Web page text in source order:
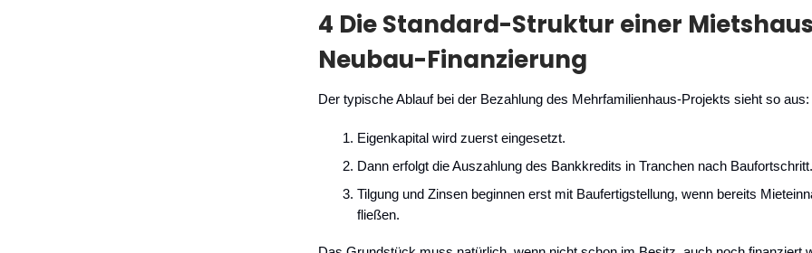
4 Die Standard-Struktur einer
Neubau-Finanzierung
Der typische Ablauf bei der Bezahlung des Mehrfamilienhaus-Projekts sieht so aus:
Eigenkapital wird zuerst eingesetzt.
Dann erfolgt die Auszahlung des Bankkredits in Tranchen nach Baufortschritt.
Tilgung und Zinsen beginnen erst mit Baufertigstellung, wenn bereits
fließen.